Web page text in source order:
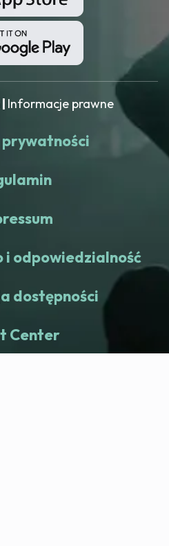
Informacje prawne
i odpowiedzialność
dostępności
Center